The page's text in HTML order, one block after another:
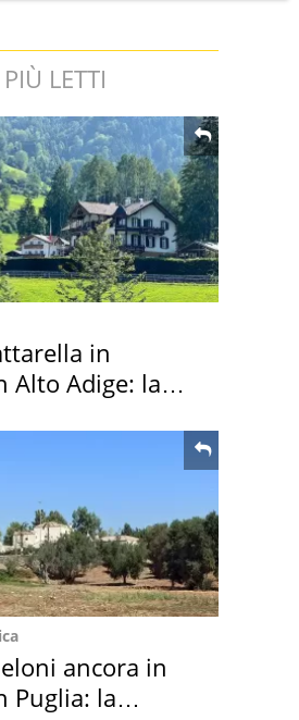
PIÙ LETTI
in
Alto Adige: la
ancora in
Puglia: la